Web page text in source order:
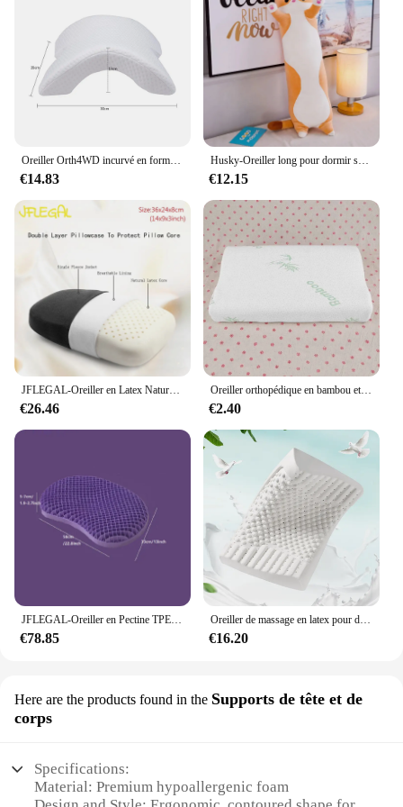
Oreiller Orth4WD incurvé en forme de U pour mémoire de sommeil, oreiller à main en mousse creuse, produits d'oreiller cervical, traverses latérales de voyage
€14.83
Husky-Oreiller long pour dormir sur le côté, lit, canapé, décoration d'intérieur, joli cadeau d'anniversaire pour enfants et adultes, cadeau mignon, 50-130cm
€12.15
JFLEGAL-Oreiller en Latex Naturel, en Caoutchouc, Inodore, Coussin de Cou, de Bureau, pour le Sommeil, ne Collimature pas
€26.46
Oreiller orthopédique en bambou et mousse à mémoire de forme, Oreiller respirant sain, soulage la Fatigue
€2.40
JFLEGAL-Oreiller en Pectine TPE sans pression, technologie noire, haute élasticité, maille lavable, ventre de chat, oreiller pour le corps
€78.85
Oreiller de massage en latex pour dormir, oreillers à mémoire de forme, oreiller cervical, 4 roues motrices
€16.20
Here are the products found in the Supports de tête et de
corps
Specifications:
Material: Premium hypoallergenic foam